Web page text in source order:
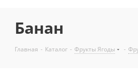
Банан
Главная - Каталог - Фрукты Ягоды -